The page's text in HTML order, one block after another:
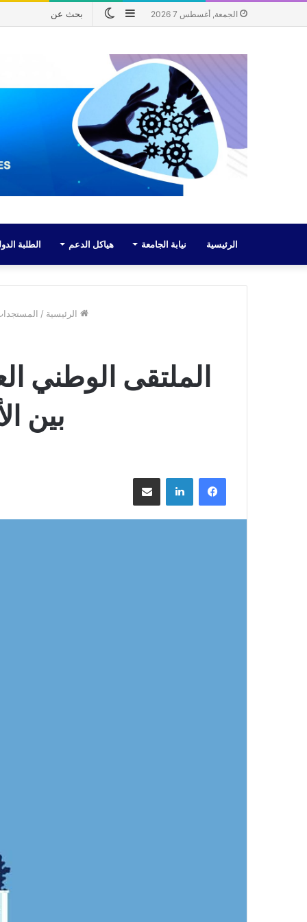
الجمعة, أغسطس 7 2026
الوضع إضافة
جانبي
الرئيسية نيابة الجامعة هياكل الدعم الطلبة
الرئيسية /
الملتقى الوطني
بين
فيسبوك لينكدإن مشاركة عبر البريد